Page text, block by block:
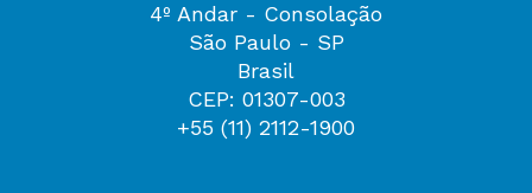
4º Andar - Consolação
São Paulo - SP
Brasil
CEP: 01307-003
+55 (11) 2112-1900